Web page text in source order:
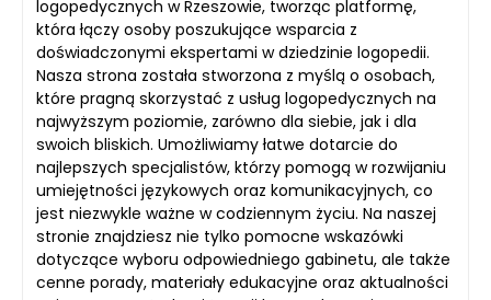
logopedycznych w Rzeszowie, tworząc platformę,
która łączy osoby poszukujące wsparcia z
doświadczonymi ekspertami w dziedzinie logopedii.
Nasza strona została stworzona z myślą o osobach,
które pragną skorzystać z usług logopedycznych na
najwyższym poziomie, zarówno dla siebie, jak i dla
swoich bliskich. Umożliwiamy łatwe dotarcie do
najlepszych specjalistów, którzy pomogą w rozwijaniu
umiejętności językowych oraz komunikacyjnych, co
jest niezwykle ważne w codziennym życiu. Na naszej
stronie znajdziesz nie tylko pomocne wskazówki
dotyczące wyboru odpowiedniego gabinetu, ale także
cenne porady, materiały edukacyjne oraz aktualności